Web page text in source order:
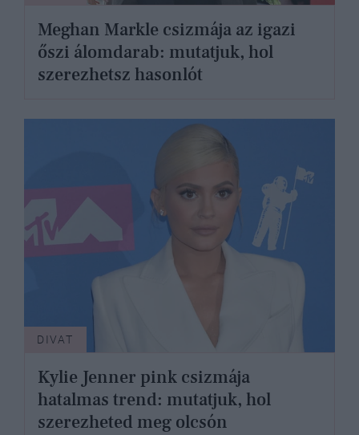
Meghan Markle csizmája az igazi
őszi álomdarab: mutatjuk, hol
szerezhetsz hasonlót
DIVAT
Kylie Jenner pink csizmája
hatalmas trend: mutatjuk, hol
szerezheted meg olcsón